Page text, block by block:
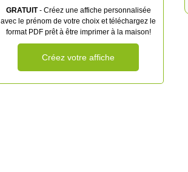
GRATUIT- Créez une affiche personnalisée
avec le prénom de votre choix et téléchargez le
format PDF prêt à être imprimer à la maison!
Créez votre affiche